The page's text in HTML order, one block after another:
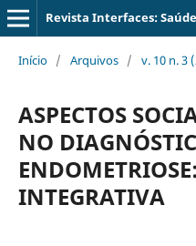
Revista Interfaces:
Início / Arquivos / v. 10 n. 3
ASPECTOS
NO
INTEGRATIVA